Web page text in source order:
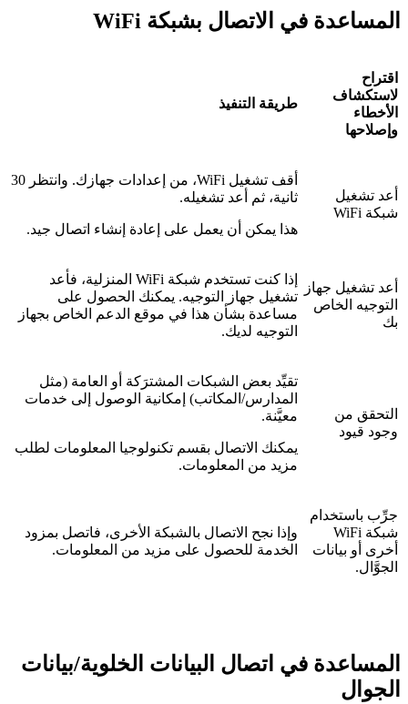
المساعدة في الاتصال بشبكة WiFi
اقتراح
لاستكشاف
الأخطاء
وإصلاحها
طريقة التنفيذ
أعد تشغيل
شبكة WiFi
أقف تشغيل WiFi، من إعدادات جهازك. وانتظر 30
ثانية، ثم أعد تشغيله.
هذا يمكن أن يعمل على إعادة إنشاء اتصال جيد.
أعد تشغيل جهاز
التوجيه الخاص
بك
إذا كنت تستخدم شبكة WiFi المنزلية، فأعد
تشغيل جهاز التوجيه. يمكنك الحصول على
مساعدة بشأن هذا في موقع الدعم الخاص بجهاز
التوجيه لديك.
التحقق من
وجود قيود
تقيِّد بعض الشبكات المشترَكة أو العامة (مثل
المدارس/المكاتب) إمكانية الوصول إلى خدمات
معيَّنة.
يمكنك الاتصال بقسم تكنولوجيا المعلومات لطلب
مزيد من المعلومات.
جرِّب باستخدام
شبكة WiFi
أخرى أو بيانات
الجوَّال.
وإذا نجح الاتصال بالشبكة الأخرى، فاتصل بمزود
الخدمة للحصول على مزيد من المعلومات.
المساعدة في اتصال البيانات الخلوية/بيانات
الجوال